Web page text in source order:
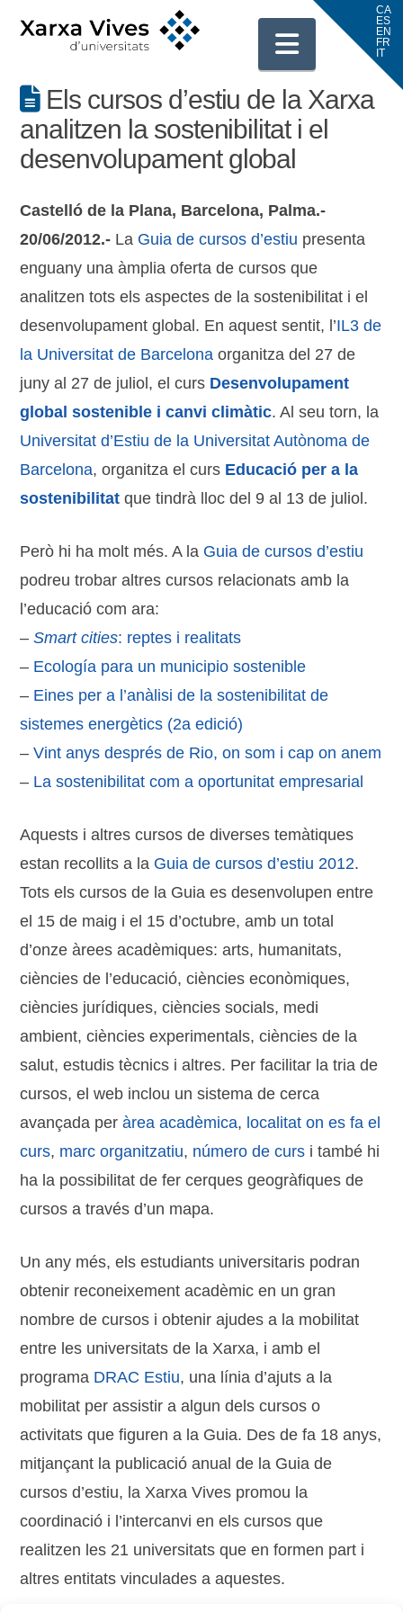
Els cursos d’estiu de la Xarxa
analitzen la sostenibilitat i el
desenvolupament global
Castelló de la Plana, Barcelona, Palma.-
20/06/2012.- La Guia de cursos d’estiu presenta
enguany una àmplia oferta de cursos que
analitzen tots els aspectes de la sostenibilitat i el
desenvolupament global. En aquest sentit, l’IL3 de
la Universitat de Barcelona organitza del 27 de
juny al 27 de juliol, el curs Desenvolupament
global sostenible i canvi climàtic. Al seu torn, la
Universitat d’Estiu de la Universitat Autònoma de
Barcelona, organitza el curs Educació per a la
sostenibilitat que tindrà lloc del 9 al 13 de juliol.
Però hi ha molt més. A la Guia de cursos d’estiu
podreu trobar altres cursos relacionats amb la
l’educació com ara:
–Smart cities: reptes i realitats
– Ecología para un municipio sostenible
– Eines per a l’anàlisi de la sostenibilitat de
sistemes energètics (2a edició)
–Vint anys després de Rio, on som i cap on anem
– La sostenibilitat com a oportunitat empresarial
Aquests i altres cursos de diverses temàtiques
estan recollits a la Guia de cursos d’estiu 2012.
Tots els cursos de la Guia es desenvolupen entre
el 15 de maig i el 15 d’octubre, amb un total
d’onze àrees acadèmiques: arts, humanitats,
ciències de l’educació, ciències econòmiques,
ciències jurídiques, ciències socials, medi
ambient, ciències experimentals, ciències de la
salut, estudis tècnics i altres. Per facilitar la tria de
cursos, el web inclou un sistema de cerca
avançada peràrea acadèmica, localitat on es fa el
curs, marc organitzatiu, número de curs i també hi
ha la possibilitat de fer cerques geogràfiques de
cursos a través d’un mapa.
Un any més, els estudiants universitaris podran
obtenir reconeixement acadèmic en un gran
nombre de cursos i obtenir ajudes a la mobilitat
entre les universitats de la Xarxa, i amb el
programa DRAC Estiu, una línia d’ajuts a la
mobilitat per assistir a algun dels cursos o
activitats que figuren a la Guia. Des de fa 18 anys,
mitjançant la publicació anual de la Guia de
cursos d’estiu, la Xarxa Vives promou la
coordinació i l’intercanvi en els cursos que
realitzen les 21 universitats que en formen part i
altres entitats vinculades a aquestes.